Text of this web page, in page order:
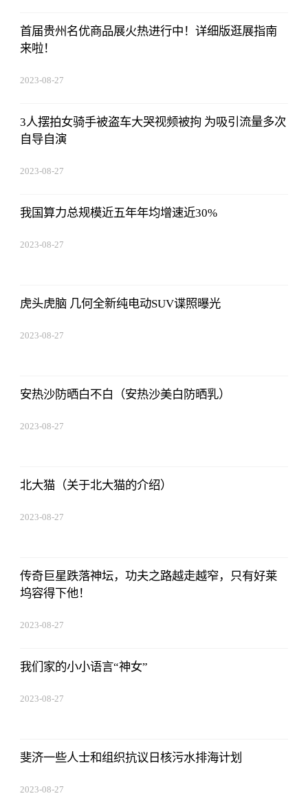
首届贵州名优商品展火热进行中！详细版逛展指南
来啦！
2023-08-27
3人摆拍女骑手被盗车大哭视频被拘 为吸引流量多次
自导自演
2023-08-27
我国算力总规模近五年年均增速近30%
2023-08-27
虎头虎脑 几何全新纯电动SUV谍照曝光
2023-08-27
安热沙防晒白不白（安热沙美白防晒乳）
2023-08-27
北大猫（关于北大猫的介绍）
2023-08-27
传奇巨星跌落神坛，功夫之路越走越窄，只有好莱
坞容得下他！
2023-08-27
我们家的小小语言“神女”
2023-08-27
斐济一些人士和组织抗议日核污水排海计划
2023-08-27